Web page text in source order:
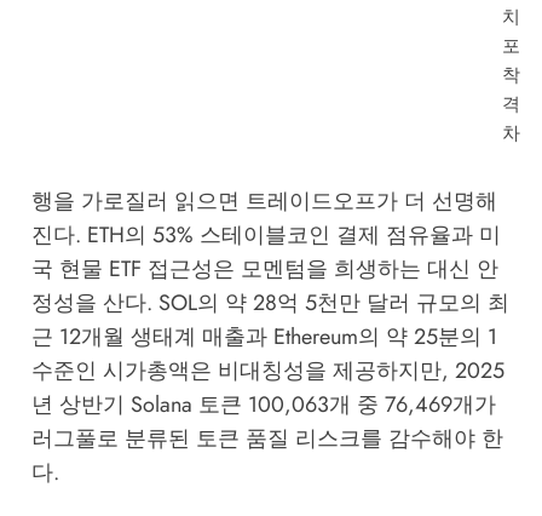
치
포
착
격
차
행을 가로질러 읽으면 트레이드오프가 더 선명해
진다. ETH의 53% 스테이블코인 결제 점유율과 미
국 현물 ETF 접근성은 모멘텀을 희생하는 대신 안
정성을 산다. SOL의 약 28억 5천만 달러 규모의 최
근 12개월 생태계 매출과 Ethereum의 약 25분의 1
수준인 시가총액은 비대칭성을 제공하지만, 2025
년 상반기 Solana 토큰 100,063개 중 76,469개가
러그풀로 분류된 토큰 품질 리스크를 감수해야 한
다.